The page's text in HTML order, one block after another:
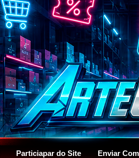
Particiapar do Site Enviar